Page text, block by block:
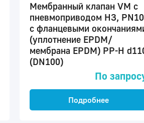
Мембранный клапан VM с
пневмоприводом НЗ, PN10
с фланцевыми
(уплотнение EPDM/
мембрана EPDM) PP-H
(DN100)
По
Подробнее